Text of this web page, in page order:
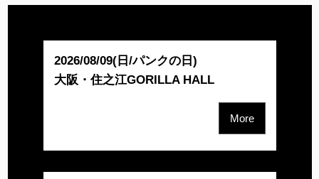
ッ
2026/08/09(日/パンクの日)
大阪・住之江GORILLA HALL
More